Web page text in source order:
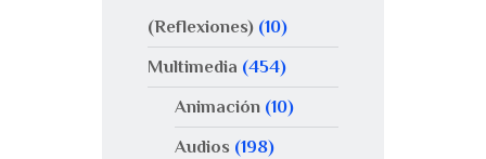
(Reflexiones) (10)
Multimedia (454)
Animación(10)
Audios (198)